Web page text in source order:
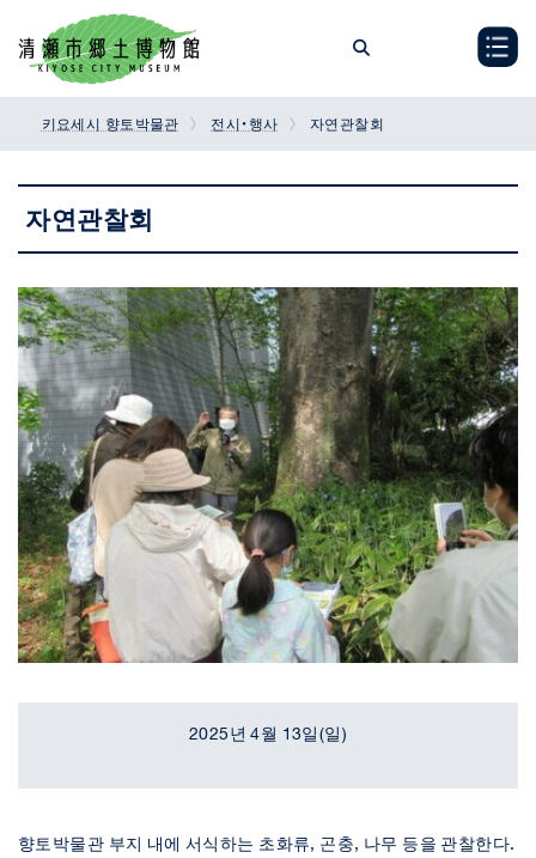
the
content
the
Navigation
키요세시 향토박물관 전시・행사 자연관찰회
자연관찰회
2025년 4월 13일(일)
향토박물관 부지 내에 서식하는 초화류, 곤충, 나무 등을 관찰한다.